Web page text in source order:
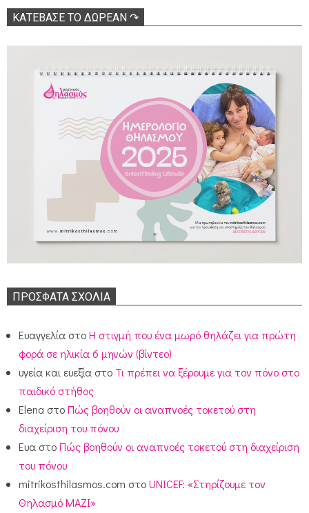
ΚΑΤΕΒΑΣΕ ΤΟ ΔΩΡΕΑΝ ↷
ΠΡΌΣΦΑΤΑ ΣΧΌΛΙΑ
Ευαγγελία στοΗ στιγμή που ένα μωρό θηλάζει για πρώτη
φορά σε ηλικία 6 μηνών (βίντεο)
υγεία και ευεξία στο Τι πρέπει να ξέρουμε για τον πόνο στο
παιδικό στήθος
Elena στοΠώς βοηθούν οι αναπνοές τοκετού στη
διαχείριση του πόνου
Ευα στοΠώς βοηθούν οι αναπνοές τοκετού στη διαχείριση
του πόνου
mitrikosthilasmos.com στοUNICEF: «Στηρίζουμε τον
Θηλασμό ΜΑΖΙ»